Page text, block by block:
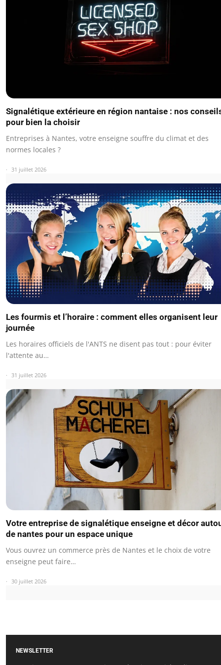
Signalétique extérieure en région nantaise : nos
pour bien la choisir
Entreprises à Nantes, votre enseigne souffre du climat et des
normes locales ?
31 juillet 2026
Les fourmis et l’horaire : comment elles organisent leur
journée
Les horaires officiels de l'ANTS ne disent pas tout : pour éviter
l'attente au…
31 juillet 2026
Votre entreprise de signalétique enseigne et décor
de nantes pour un espace unique
Vous ouvrez un commerce près de Nantes et le choix de votre
enseigne peut faire…
30 juillet 2026
NEWSLETTER